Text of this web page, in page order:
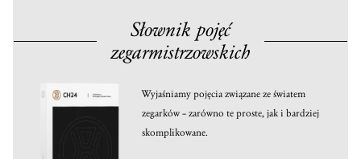
Słownik pojęć
zegarmistrzowskich
Wyjaśniamy pojęcia związane ze światem
zegarków – zarówno te proste, jak i bardziej
skomplikowane.